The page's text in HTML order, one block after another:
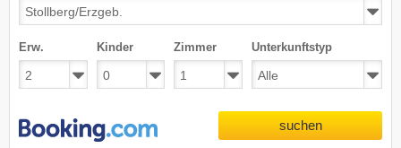
Erw. Kinder Zimmer Unterkunftstyp
suchen